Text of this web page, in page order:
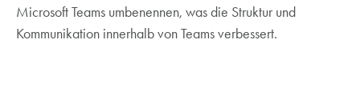
Microsoft Teams umbenennen, was die Struktur und
Kommunikation innerhalb von Teams verbessert.